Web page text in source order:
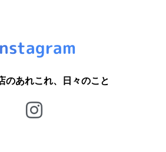
のあれこれ、日々のこと